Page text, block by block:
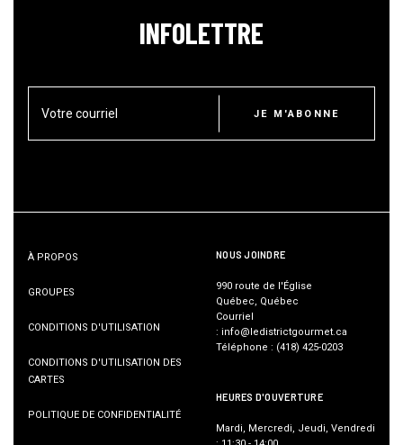
INFOLETTRE
Votre courriel JE M'ABONNE
À PROPOS
GROUPES
CONDITIONS D'UTILISATION
CONDITIONS D'UTILISATION DES
CARTES
POLITIQUE DE CONFIDENTIALITÉ
NOUS JOINDRE
990 route de l'Église
Québec, Québec
Courriel
: info@ledistrictgourmet.ca
Téléphone : (418) 425-0203
HEURES D'OUVERTURE
Mardi, Mercredi, Jeudi, Vendredi